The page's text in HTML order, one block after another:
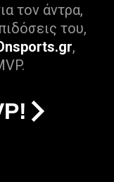
τον άντρα,
του,
,